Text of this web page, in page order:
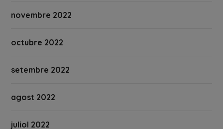
novembre 2022
octubre 2022
setembre 2022
agost 2022
juliol 2022